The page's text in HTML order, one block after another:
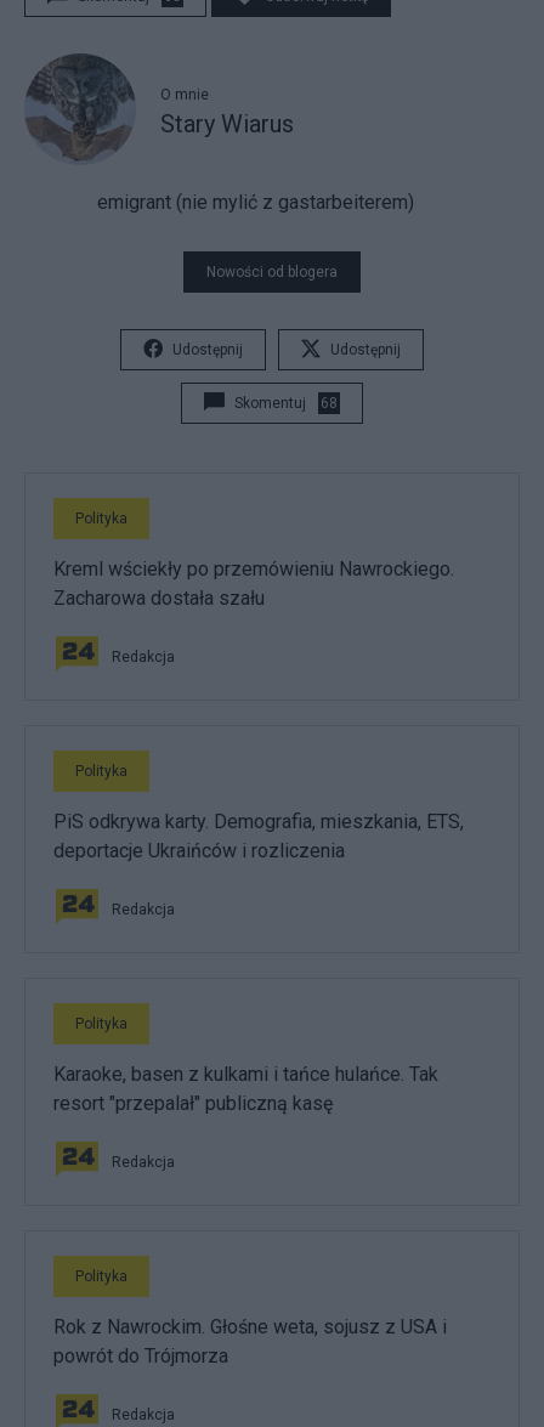
O mnie
Stary Wiarus
emigrant (nie mylić z gastarbeiterem)
Nowości od blogera
Udostępnij Udostępnij
Skomentuj 68
Polityka
Kreml wściekły po przemówieniu Nawrockiego.
Zacharowa dostała szału
Redakcja
Polityka
PiS odkrywa karty. Demografia, mieszkania, ETS,
deportacje Ukraińców i rozliczenia
Redakcja
Polityka
Karaoke, basen z kulkami i tańce hulańce. Tak
resort "przepalał" publiczną kasę
Redakcja
Polityka
Rok z Nawrockim. Głośne weta, sojusz z USA i
powrót do Trójmorza
Redakcja